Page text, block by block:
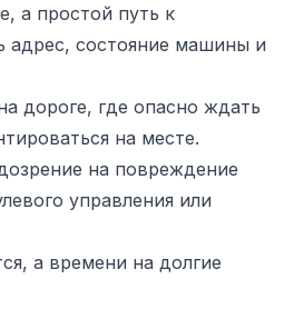
а простой путь к
состояние машины и
дороге, где опасно ждать
на месте.
на повреждение
управления или
а времени на долгие